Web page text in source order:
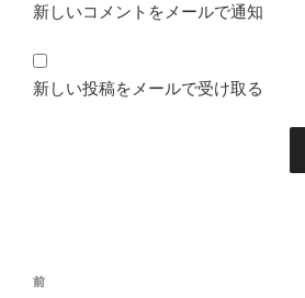
新しいコメントをメールで通知
新しい投稿をメールで受け取る
投
前
前